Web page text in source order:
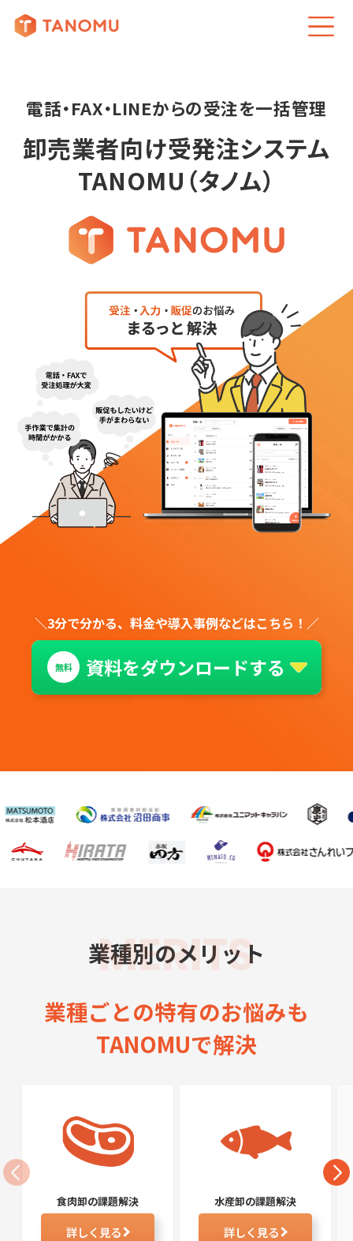
業種別のメリット TANOMUが選ばれる理由 安心のサポート
電話・FAX・LINEからの受注を一括管理
卸売業者向け受発注システム
TANOMU（タノム）
無料 資料をダウンロードする
MERITS
業種別のメリット
業種ごとの特有のお悩みも
TANOMUで解決
食肉卸の課題解決
詳しく見る
水産卸の課題解決
詳しく見る